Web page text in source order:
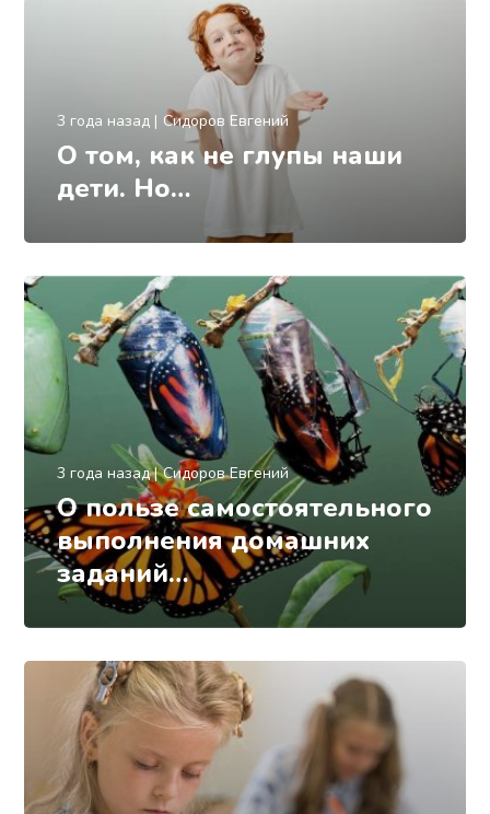
3 года назад Сидоров Евгений
О том, как не глупы наши
дети. Но…
3 года назад Сидоров Евгений
О пользе самостоятельного
выполнения домашних
заданий…